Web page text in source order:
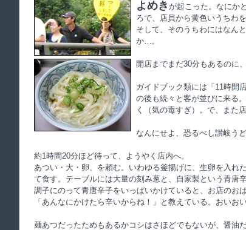
よめき が起こった。なにか
ろで、店員から黄色いうちわ
そして、そのうちわにはなん
か…。
開店までまだ30分もあるのに
ガイドブック類には「11時開
の後も続々と客が並びに来る
く（気の毒すぎ）。で、また
なんにせよ、恐るべし讃岐うど
約1時間20分ほど待って、ようやく店内へ。
あつい・大・卵、を頼む。いわゆる釜揚げに、生卵を入れ
て食す。テーブルには大量の刻み葱と、自家製という青唐
調子にのって青唐辛子をいっぱいかけていると、お店のお
「あんなにかけたら辛いからね！」と教えている。おいお
麺あつだったためもあるかコシはさほどでもないが、醤油